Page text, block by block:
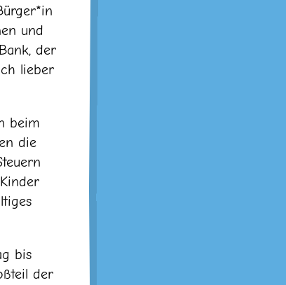
und
der
lieber
beim
die
bis
der